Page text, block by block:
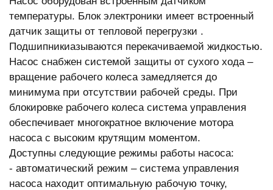
температуры. Блок электроники имеет встроенный
датчик защиты от тепловой перегрузки .
Подшипникиазываются перекачиваемой жидкостью.
Насос снабжен системой защиты от сухого хода –
вращение рабочего колеса замедляется до
минимума при отсутствии рабочей среды. При
блокировке рабочего колеса система управления
обеспечивает многократное включение мотора
насоса с высоким крутящим моментом.
Доступны следующие режимы работы насоса:
- автоматический режим – система управления
насоса находит оптимальную рабочую точку,